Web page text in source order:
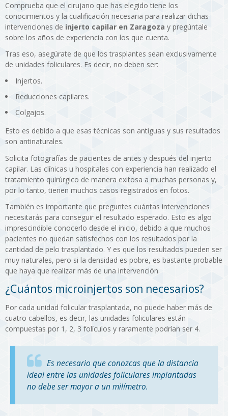
Comprueba que el cirujano que has elegido tiene los
conocimientos y la cualificación necesaria para realizar dichas
intervenciones de injerto capilar en Zaragoza y pregúntale
sobre los años de experiencia con los que cuenta.
Tras eso, asegúrate de que los trasplantes sean exclusivamente
de unidades foliculares. Es decir, no deben ser:
Injertos.
Reducciones capilares.
Colgajos.
Esto es debido a que esas técnicas son antiguas y sus resultados
son antinaturales.
Solicita fotografías de pacientes de antes y después del injerto
capilar. Las clínicas u hospitales con experiencia han realizado el
tratamiento quirúrgico de manera exitosa a muchas personas y,
por lo tanto, tienen muchos casos registrados en fotos.
También es importante que preguntes cuántas intervenciones
necesitarás para conseguir el resultado esperado. Esto es algo
imprescindible conocerlo desde el inicio, debido a que muchos
pacientes no quedan satisfechos con los resultados por la
cantidad de pelo trasplantado. Y es que los resultados pueden ser
muy naturales, pero si la densidad es pobre, es bastante probable
que haya que realizar más de una intervención.
¿Cuántos microinjertos son necesarios?
Por cada unidad folicular trasplantada, no puede haber más de
cuatro cabellos, es decir, las unidades foliculares están
compuestas por 1, 2, 3 folículos y raramente podrían ser 4.
Es necesario que conozcas que la distancia
ideal entre las unidades foliculares implantadas
no debe ser mayor a un milímetro.